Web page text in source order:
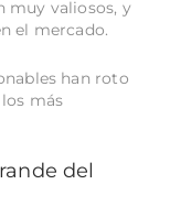
muy valiosos, y
el mercado.
han roto
más
del